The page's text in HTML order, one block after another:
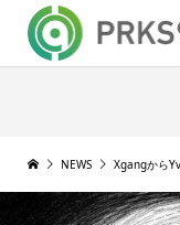
NEWS XgangからYvng